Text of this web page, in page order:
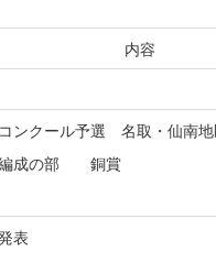
内容
ンクール予選 名取・仙南地
成の部 銅賞
表